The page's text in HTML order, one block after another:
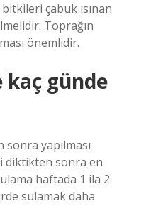
çabuk ısınan
Toprağın
önemlidir.
günde
yapılması
diktikten sonra en
haftada 1 ila 2
sulamak daha